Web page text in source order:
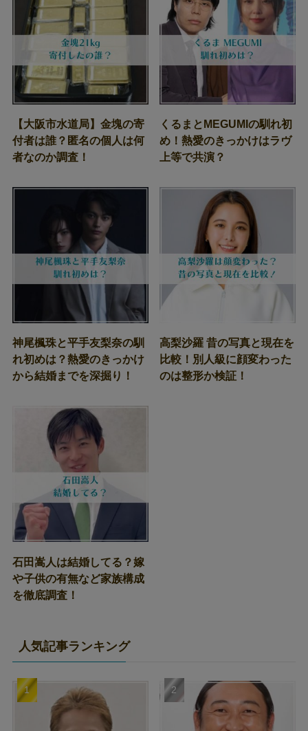
【大阪市水道局】金塊の寄
付者は誰？匿名の個人は何
者なのか調査！
くるまとMEGUMIの馴れ初
め！熱愛のきっかけはラヴ
上等で共演？
神尾楓珠と平手友梨奈の馴
れ初めは？熱愛のきっかけ
から結婚までを深掘り！
高梨沙羅 昔の写真と現在を
比較！別人級に顔変わった
のは整形か検証！
石田嵩人は結婚してる？嫁
や子供の有無など家族構成
を徹底調査！
人気記事ランキング